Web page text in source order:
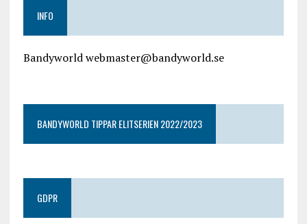
INFO
Bandyworld webmaster@bandyworld.se
BANDYWORLD TIPPAR ELITSERIEN 2022/2023
GDPR